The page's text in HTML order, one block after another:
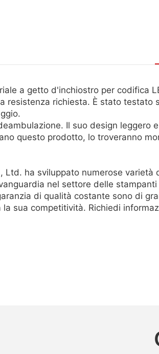
a getto d'inchiostro per codifica
resistenza richiesta. È stato
Il suo design
questo prodotto, lo troveranno
Ltd. ha sviluppato numerose
nel settore delle
di qualità costante sono di
la sua competitività. Richiedi